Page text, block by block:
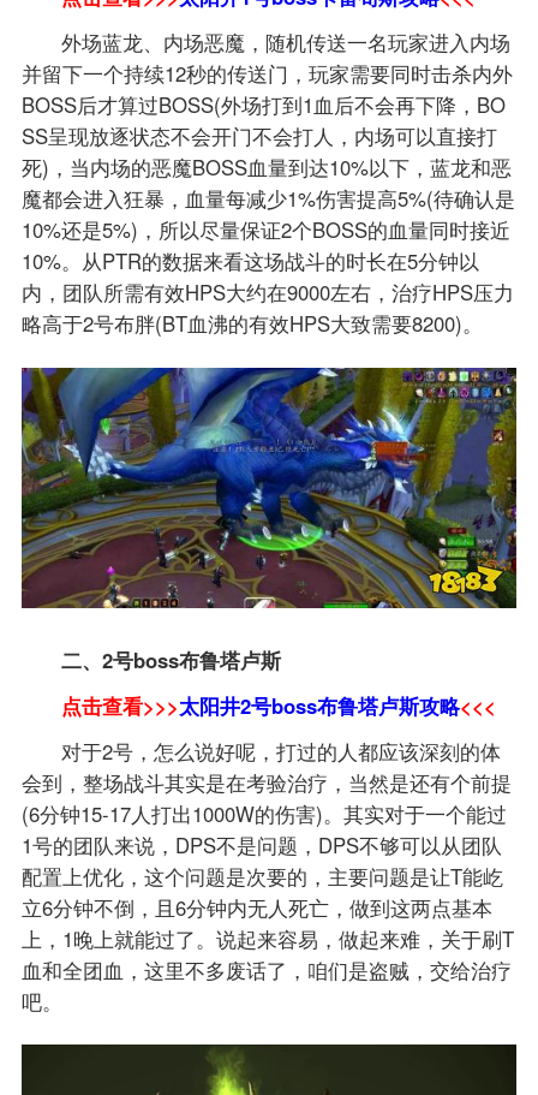
外场蓝龙、内场恶魔，随机传送一名玩家进入内场
并留下一个持续12秒的传送门，玩家需要同时击杀内外
BOSS后才算过BOSS(外场打到1血后不会再下降，BO
SS呈现放逐状态不会开门不会打人，内场可以直接打
死)，当内场的恶魔BOSS血量到达10%以下，蓝龙和恶
魔都会进入狂暴，血量每减少1%伤害提高5%(待确认是
10%还是5%)，所以尽量保证2个BOSS的血量同时接近
10%。从PTR的数据来看这场战斗的时长在5分钟以
内，团队所需有效HPS大约在9000左右，治疗HPS压力
略高于2号布胖(BT血沸的有效HPS大致需要8200)。
二、2号boss布鲁塔卢斯
点击查看>>>太阳井2号boss布鲁塔卢斯攻略<<<
对于2号，怎么说好呢，打过的人都应该深刻的体
会到，整场战斗其实是在考验治疗，当然是还有个前提
(6分钟15-17人打出1000W的伤害)。其实对于一个能过
1号的团队来说，DPS不是问题，DPS不够可以从团队
配置上优化，这个问题是次要的，主要问题是让T能屹
立6分钟不倒，且6分钟内无人死亡，做到这两点基本
上，1晚上就能过了。说起来容易，做起来难，关于刷T
血和全团血，这里不多废话了，咱们是盗贼，交给治疗
吧。